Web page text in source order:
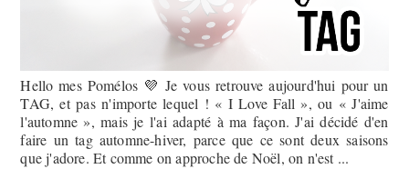
Hello mes Pomélos 💜 Je vous retrouve aujourd'hui pour un
TAG, et pas n'importe lequel ! « I Love Fall », ou « J'aime
l'automne », mais je l'ai adapté à ma façon. J'ai décidé d'en
faire un tag automne-hiver, parce que ce sont deux saisons
que j'adore. Et comme on approche de Noël, on n'est ...